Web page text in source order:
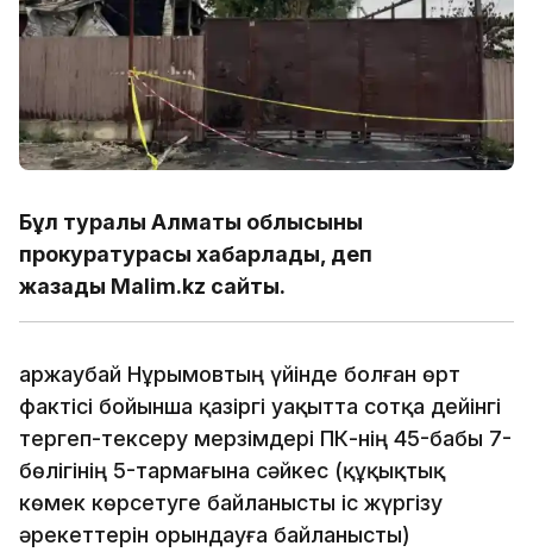
Бұл туралы Алматы облысының
прокуратурасы хабарлады, деп
жазады Malim.kz сайты.
Қаржаубай Нұрымовтың үйінде болған өрт
фактісі бойынша қазіргі уақытта сотқа дейінгі
тергеп-тексеру мерзімдері ҚПК-нің 45-бабы 7-
бөлігінің 5-тармағына сәйкес (құқықтық
көмек көрсетуге байланысты іс жүргізу
әрекеттерін орындауға байланысты)